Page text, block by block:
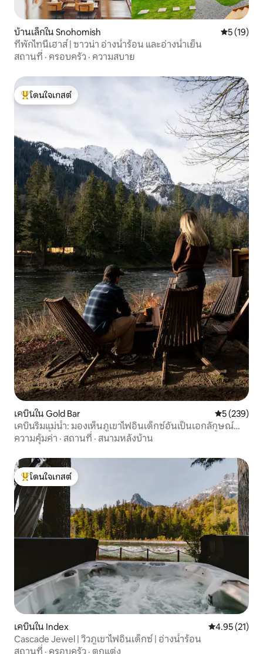
บ้านเล็กใน Snohomish คะแนนเฉลี่
5 (19)
ที่พักไทนี่เฮาส์ | ซาวน่า อ่างน้ำร้อน และอ่างน้ำเย็น
สถานที่ · ครอบครัว · ความสบาย
โดนใจเกสต์ที่สุด
โดนใจเกสต์
เคบินใน Gold Bar คะแนนเฉลี่ย
5 (239)
เคบินริมแม่น้ำ: มองเห็นภูเขาไฟอินเด็กซ์อันเป็นเอกลักษณ์
และอ่างน้ำร้อน วิวภูเขาอินเด็กซ์อันโดดเด่นและอ่างน้ำร้อน
ความคุ้มค่า · สถานที่ · สนามหลังบ้าน
โดนใจเกสต์ที่สุด
โดนใจเกสต์
เคบินใน Index คะแนนเฉลี่ย
4.95 (21)
Cascade Jewel | วิวภูเขาไฟอินเด็กซ์ | อ่างน้ำร้อน
สถานที่ · ครอบครัว · ตกแต่ง